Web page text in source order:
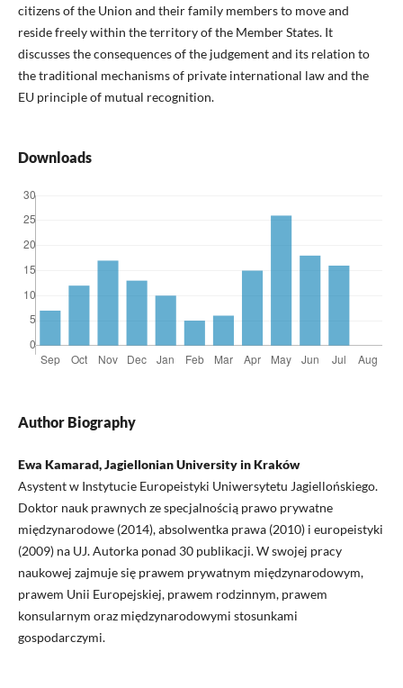
citizens of the Union and their family members to move and
reside freely within the territory of the Member States. It
discusses the consequences of the judgement and its relation to
the traditional mechanisms of private international law and the
EU principle of mutual recognition.
Downloads
Author Biography
Ewa Kamarad, Jagiellonian University in Kraków
Asystent w Instytucie Europeistyki Uniwersytetu Jagiellońskiego.
Doktor nauk prawnych ze specjalnością prawo prywatne
międzynarodowe (2014), absolwentka prawa (2010) i europeistyki
(2009) na UJ. Autorka ponad 30 publikacji. W swojej pracy
naukowej zajmuje się prawem prywatnym międzynarodowym,
prawem Unii Europejskiej, prawem rodzinnym, prawem
konsularnym oraz międzynarodowymi stosunkami
gospodarczymi.